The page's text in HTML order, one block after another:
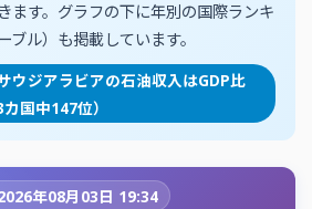
ます。グラフの下に年別の国際ランキ
ブル）も掲載しています。
ウジアラビアの石油収入はGDP比
国中147位）
年08月03日 19:34